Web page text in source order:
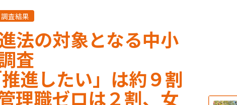
査結果
法の対象となる中小
査
進したい」は約９割
理職ゼロは２割、女